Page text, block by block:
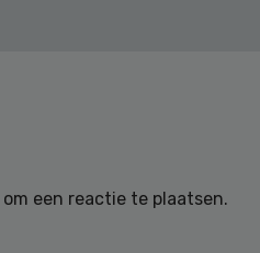
om een reactie te plaatsen.